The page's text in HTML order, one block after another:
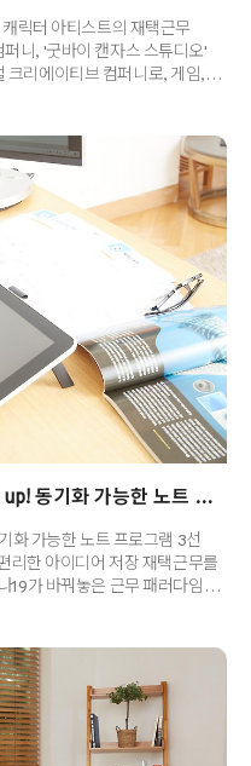
릭터 아티스트의 재택근무
니, '굿바이 캔자스 스튜디오'
크리에이티브 컴퍼니로, 게임,
치해 있는데요. 유명 게임 을
츠를 제작했습니다. 전세계적인
작년부터 재택근무를
스트 Jonas Skoog의 재택근무
링, 룩뎁(LookD..
[슬기로운 재택생활] 작업 효율성 up! 동기화 가능한 노트 프로그램 3선
화 가능한 노트 프로그램 3선
리한 아이디어 저장 재택근무를
19가 바꿔놓은 근무 패러다임은
뉴 노멀로 자리잡고 있지요. 근무
블릿으로 확인하고 싶은데
으로 작업했던 내용을
고생했던 경험이 있으신가요?
러한 상황을 해결할 수 있도..